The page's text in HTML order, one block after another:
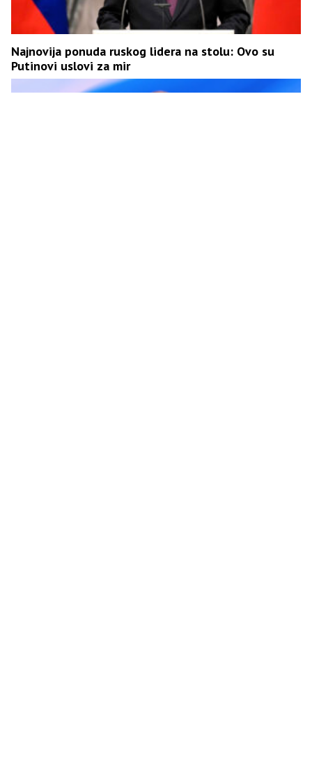
Najnovija ponuda ruskog lidera na stolu: Ovo su
Putinovi uslovi za mir